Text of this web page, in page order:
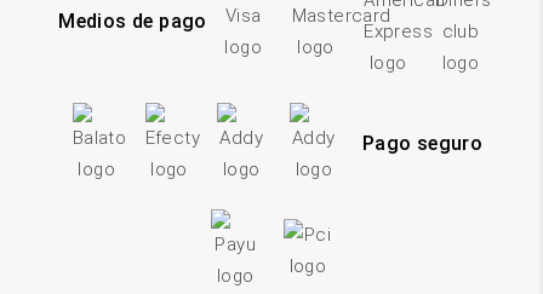
Medios de pago
Pago seguro